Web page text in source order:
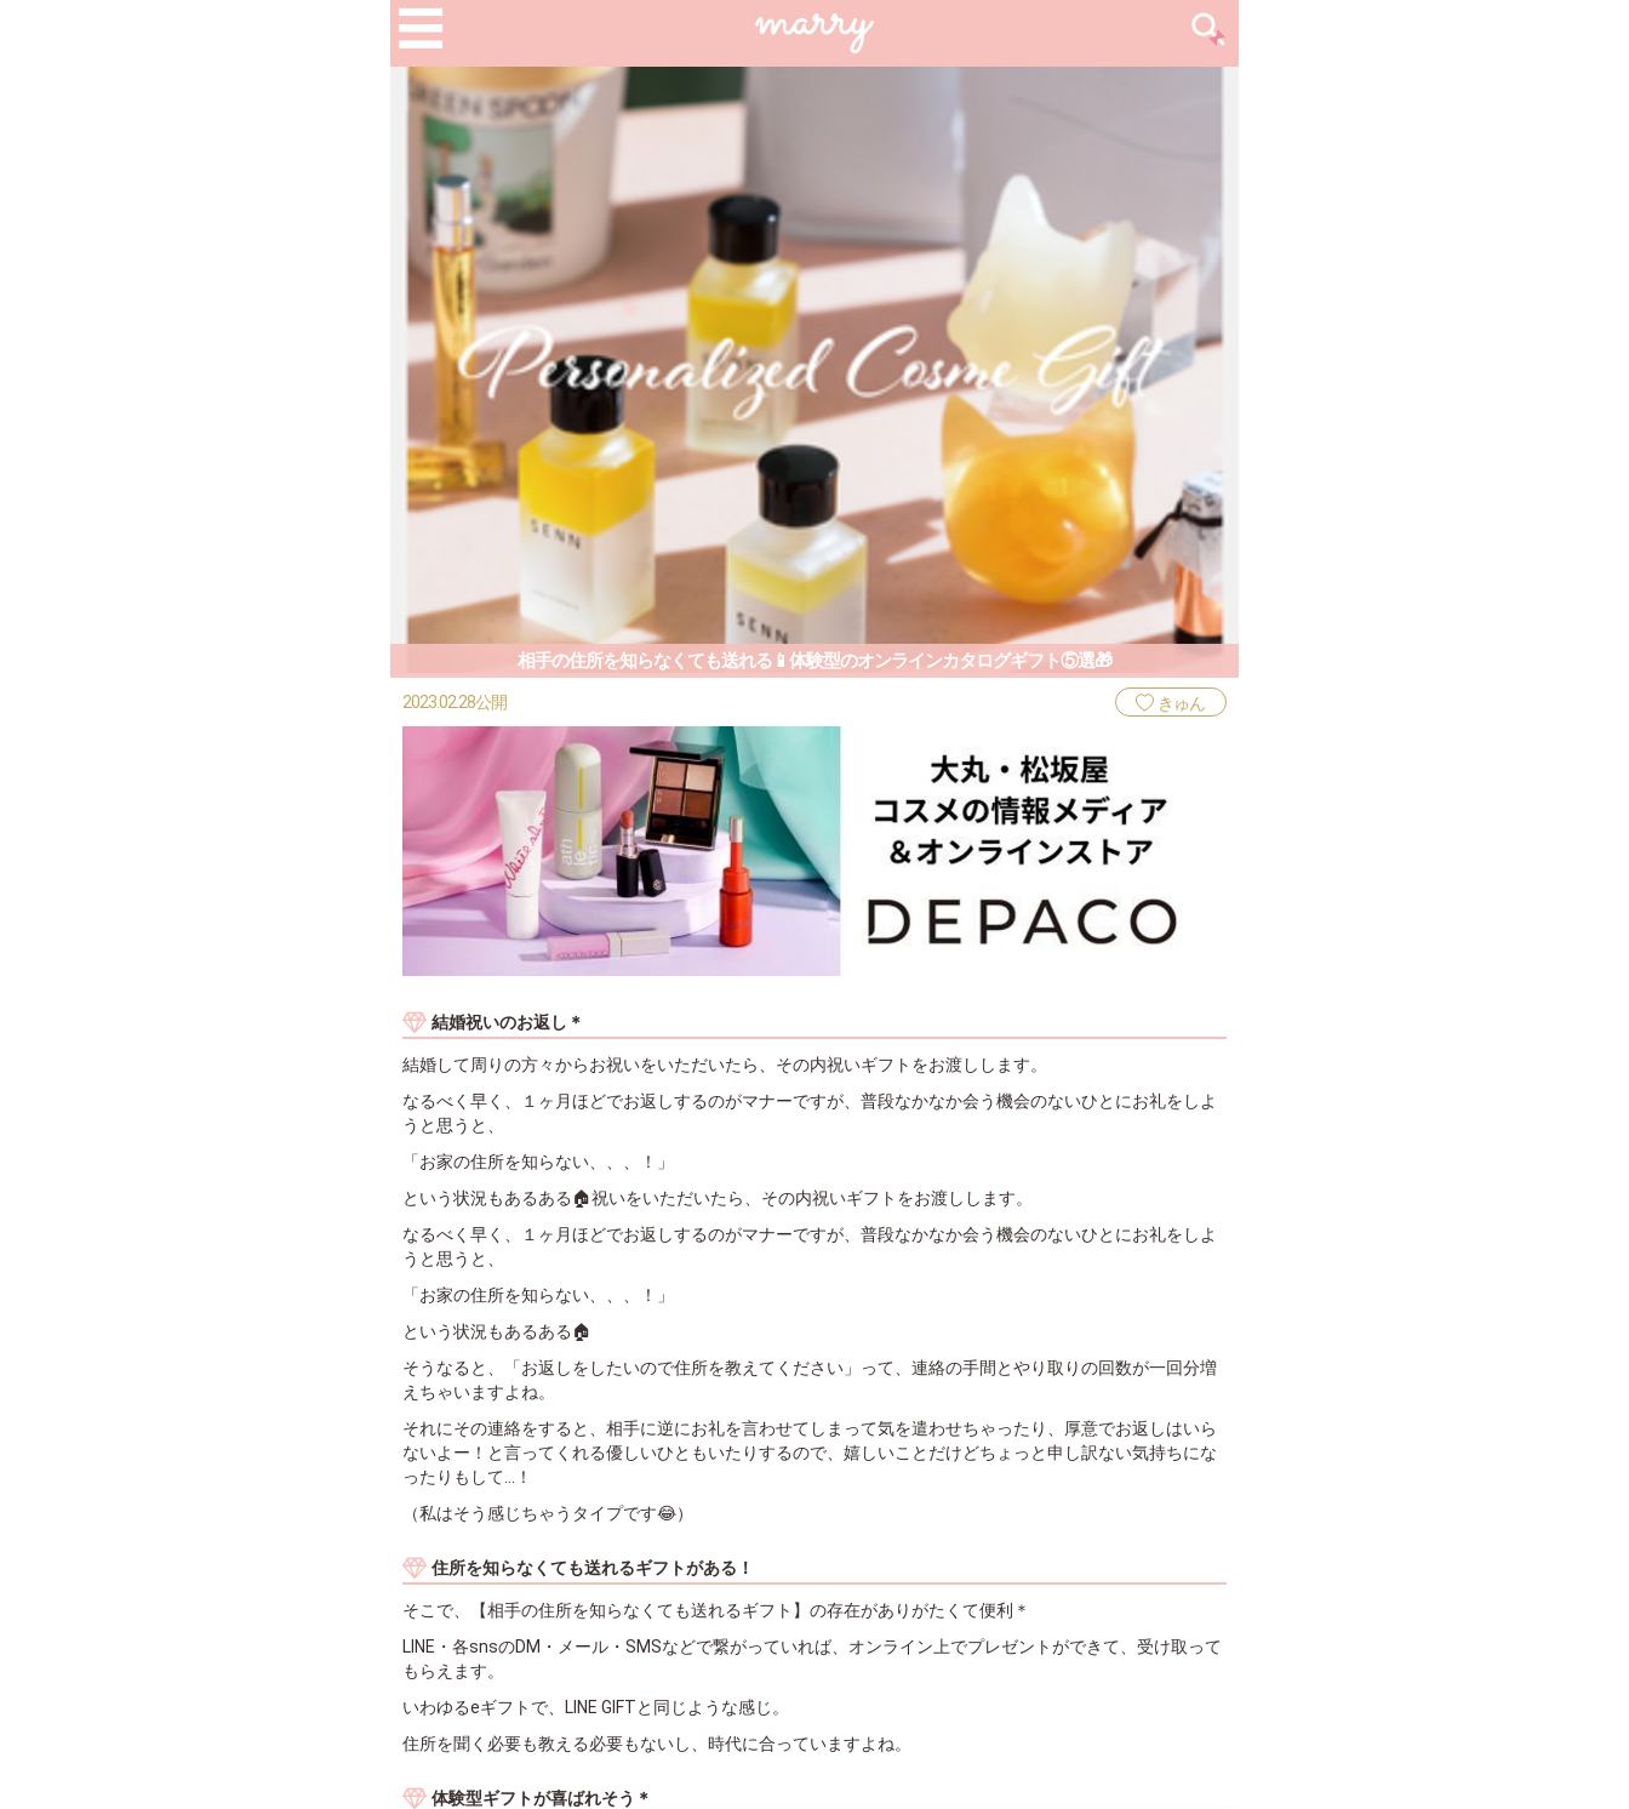
相手の住所を知らなくても送れる📱体験型のオンラインカタログギフト⑤選🎁
2023.02.28公開 きゅん
結婚祝いのお返し＊
結婚して周りの方々からお祝いをいただいたら、その内祝いギフトをお渡しします。
なるべく早く、１ヶ月ほどでお返しするのがマナーですが、普段なかなか会う機会のないひとにお礼をしよ
うと思うと、
「お家の住所を知らない、、、！」
という状況もあるある🏠祝いをいただいたら、その内祝いギフトをお渡しします。
なるべく早く、１ヶ月ほどでお返しするのがマナーですが、普段なかなか会う機会のないひとにお礼をしよ
うと思うと、
「お家の住所を知らない、、、！」
という状況もあるある🏠
そうなると、「お返しをしたいので住所を教えてください」って、連絡の手間とやり取りの回数が一回分増
えちゃいますよね。
それにその連絡をすると、相手に逆にお礼を言わせてしまって気を遣わせちゃったり、厚意でお返しはいら
ないよー！と言ってくれる優しいひともいたりするので、嬉しいことだけどちょっと申し訳ない気持ちにな
ったりもして...！
（私はそう感じちゃうタイプです😂）
住所を知らなくても送れるギフトがある！
そこで、【相手の住所を知らなくても送れるギフト】の存在がありがたくて便利＊
LINE・各snsのDM・メール・SMSなどで繋がっていれば、オンライン上でプレゼントができて、受け取って
もらえます。
いわゆるeギフトで、LINE GIFTと同じような感じ。
住所を聞く必要も教える必要もないし、時代に合っていますよね。
体験型ギフトが喜ばれそう＊